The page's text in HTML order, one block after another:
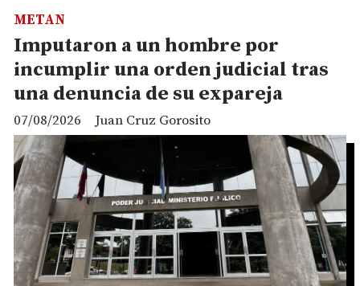
Imputaron a un hombre por
incumplir una orden judicial tras
una denuncia de su expareja
Juan Cruz Gorosito
METAN
07/08/2026